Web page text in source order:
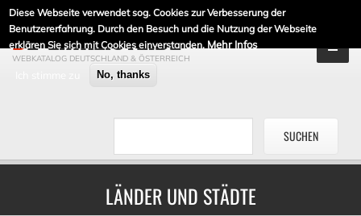
Diese Webseite verwendet sog. Cookies zur Verbesserung der
Benutzererfahrung. Durch den Besuch und die Nutzung der Webseite
erklären Sie sich mit Cookies einverstanden. Mehr Infos
No, thanks
DE-LINKLISTE.DE
WEBKATALOG DEUTSCHLAND & ÖSTERREICH
LÄNDER UND STÄDTE